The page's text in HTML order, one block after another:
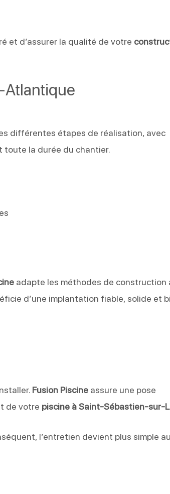
et d’assurer la qualité de votre
Atlantique
différentes étapes de réalisation, avec
toute la durée du chantier.
adapte les méthodes de construction
d’une implantation fiable, solide et
Fusion Piscine assure une pose
de votre piscine à Saint-Sébastien-sur-
l’entretien devient plus simple